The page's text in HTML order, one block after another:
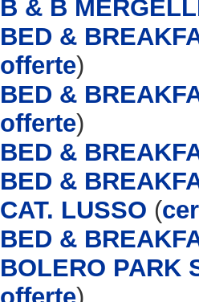
B & B
BED &
offerte)
BED &
offerte)
BED &
BED &
CAT. LUSSO (
BED &
BOLERO PARK